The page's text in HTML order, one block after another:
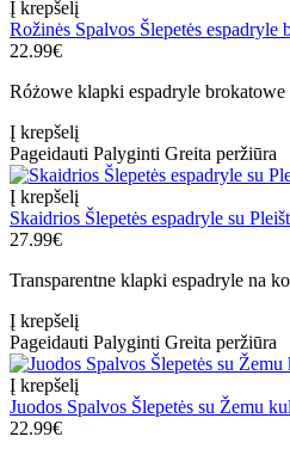
Į krepšelį
Rožinės Spalvos Šlepetės
22.99€
Różowe klapki espadryle
Į krepšelį
Pageidauti Palyginti Greita peržiūra
Į krepšelį
Skaidrios Šlepetės espadryle su
27.99€
Transparentne klapki espadryle na
Į krepšelį
Pageidauti Palyginti Greita peržiūra
Į krepšelį
Juodos Spalvos Šlepetės su Žemu
22.99€